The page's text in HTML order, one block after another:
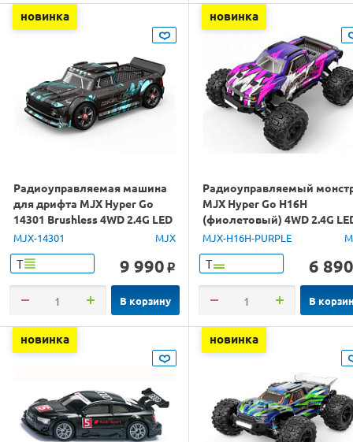
новинка
Радиоуправляемая машина
для дрифта MJX Hyper Go
14301 Brushless 4WD 2.4G LED
1/14 RTR
MJX-14301 MJX
Т 9 990 o
В корзину
новинка
Радиоуправляемый
MJX Hyper Go H16H
(фиолетовый) 4WD 2.4G
GPS 1/16 RTR
MJX-H16H-PURPLE
Т 6 890
В
новинка новинка